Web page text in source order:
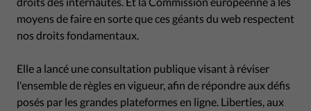
moyens de faire en sorte que ces géants du web respectent
nos droits fondamentaux.
Elle a lancé une consultation publique visant à réviser
l'ensemble de règles en vigueur, afin de répondre aux défis
posés par les grandes plateformes en ligne. Liberties, aux